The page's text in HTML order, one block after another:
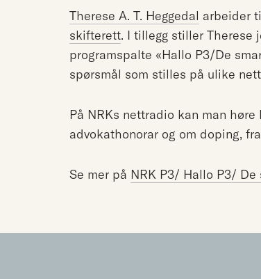
Therese A. T. Heggedal arbeider
skifterett. I tillegg stiller Therese
programspalte «Hallo P3/De
spørsmål som stilles på ulike
På NRKs nettradio kan man
advokathonorar og om doping,
Se mer på NRK P3/ Hallo P3/